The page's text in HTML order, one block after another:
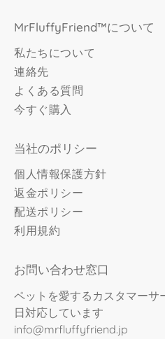
MrFluffyFriend™について
私たちについて
連絡先
よくある質問
今すぐ購入
当社のポリシー
個人情報保護方針
返金ポリシー
配送ポリシー
利用規約
お問い合わせ窓口
ペットを愛するカスタマーサ
日対応しています
info@mrfluffyfriend.jp